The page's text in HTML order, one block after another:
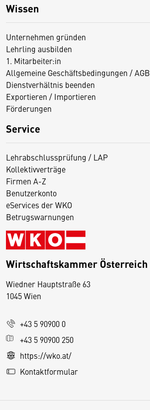
Wissen
Unternehmen gründen
Lehrling ausbilden
1. Mitarbeiter:in
Allgemeine Geschäftsbedingungen / AGB
Dienstverhältnis beenden
Exportieren / Importieren
Förderungen
Service
Lehrabschlussprüfung / LAP
Kollektivverträge
Firmen A-Z
Benutzerkonto
eServices der WKO
Betrugswarnungen
Wirtschaftskammer Österreich
Wiedner Hauptstraße 63
1045 Wien
+43 5 90900 0
+43 5 90900 250
https://wko.at/
Kontaktformular
D
s
e
S
e